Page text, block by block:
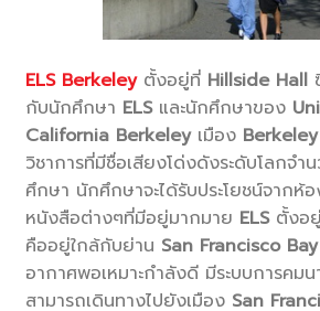
ELS Berkeleyตั้งอยู่ที่ Hillside Hall
กับนักศึกษา ELSและนักศึกษาของ
California Berkeleyเมือง Berkeley
วิชาการที่มีชื่อเสียงโด่งดังระดับโลกจำ
ศึกษา นักศึกษาจะได้รับประโยชน์จากห้
หนังสือต่างๆที่มีอยู่มากมาย ELSตั้งอยู่
คืออยู่ใกล้กับย่าน San Francisco
อากาศพอเหมาะกำลังดี มีระบบการคม
สามารถเดินทางไปยังเมือง San